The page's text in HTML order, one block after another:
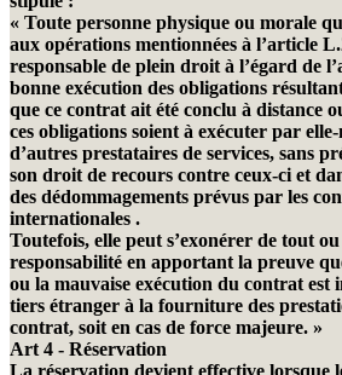
« Toute personne physique ou morale
aux opérations mentionnées à l’article
responsable de plein droit à l’égard de
bonne exécution des obligations
que ce contrat ait été conclu à distance
ces obligations soient à exécuter par
d’autres prestataires de services, sans
son droit de recours contre ceux-ci et
des dédommagements prévus par les
internationales .
Toutefois, elle peut s’exonérer de tout
responsabilité en apportant la preuve
ou la mauvaise exécution du contrat est
tiers étranger à la fourniture des
contrat, soit en cas de force majeure. »
Art 4 - Réservation